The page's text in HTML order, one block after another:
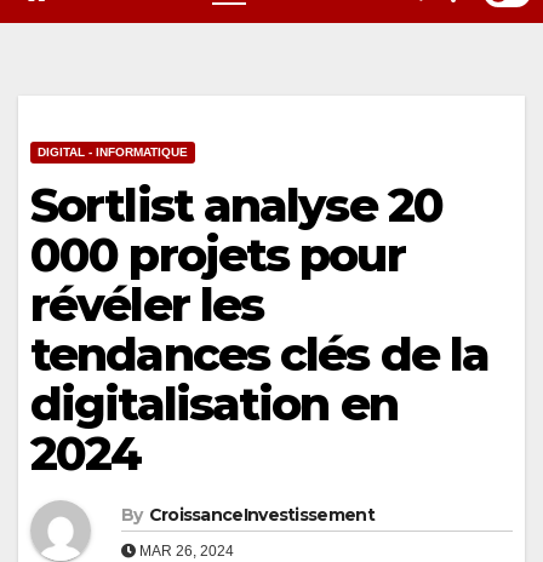
DIGITAL - INFORMATIQUE
Sortlist analyse 20
000 projets pour
révéler les
tendances clés de la
digitalisation en
2024
By CroissanceInvestissement
MAR 26, 2024